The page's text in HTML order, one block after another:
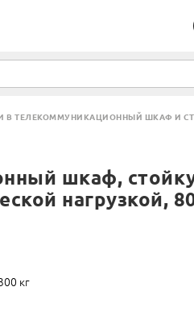
В ТЕЛЕКОММУНИКАЦИОННЫЙ ШКАФ И
шкаф,
нагрузкой,
кг